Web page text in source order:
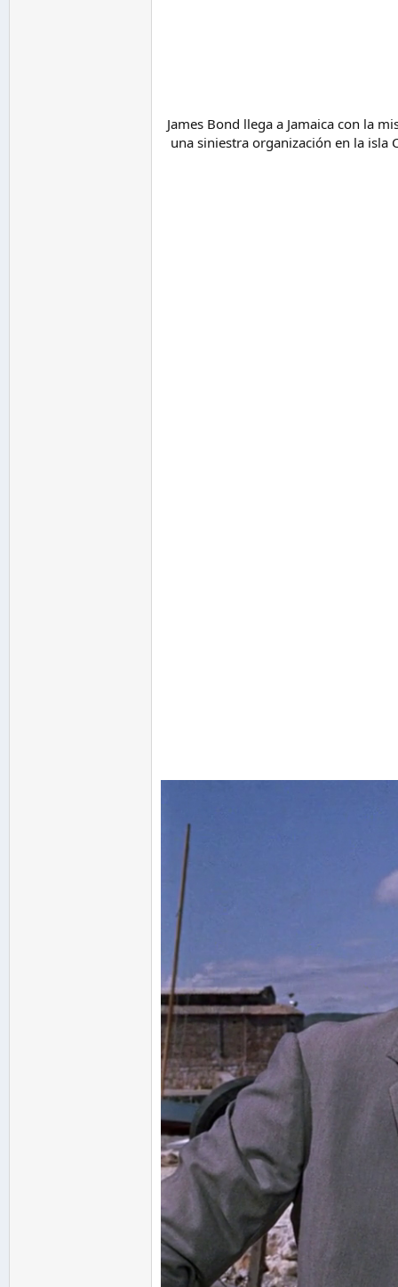
James Bond llega a Jamaica con la
una siniestra organización en la isla